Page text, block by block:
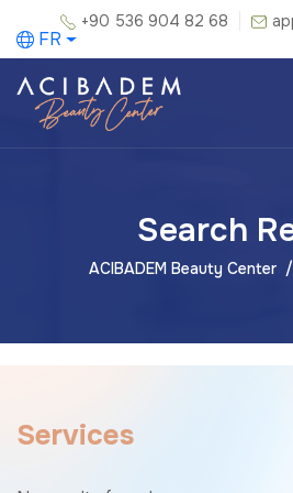
+90 536 904 82 68
FR
Search
ACIBADEM Beauty Center
Services